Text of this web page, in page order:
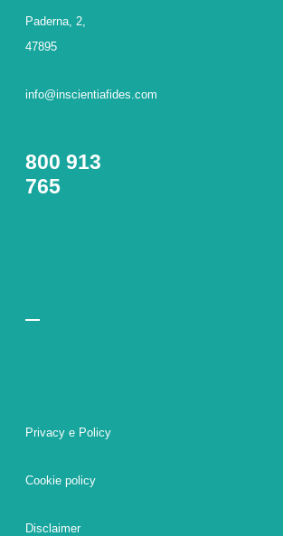
Paderna, 2,
47895
info@inscientiafides.com
800 913
765
Privacy e Policy
Cookie policy
Disclaimer